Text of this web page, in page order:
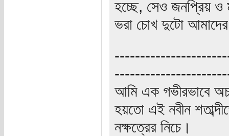
হচ্ছে, সেও জনপ্রিয় ও
ভরা চোখ দুটো
আমি এক গভীরভাবে
হয়তো এই নবীন
নক্ষত্রের নিচে।